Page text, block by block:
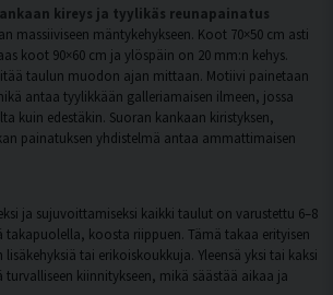
kireys ja tyylikäs reunapainatus
massiiviseen mäntykehykseen. Koot 70×50 cm asti
koot 90×60 cm ja ylöspäin on 20 mm:n kehys.
taulun muodon ajan mittaan. Motiivi painetaan
antaa tyylikkään galleriamaisen ilmeen, jossa
kuin edestäkin. Suoran kankaan kiristyksen,
painatuksen yhdistelmä antaa ammattimaisen
ja sujuvoittamiseksi kaikki taulut on varustettu 6–8
takapuolella, koosta riippuen. Tämä takaa erityisen
tai erikoiskoukkuja. Yleensä yksi tai kaksi
kiinnitykseen, mikä säästää aikaa ja